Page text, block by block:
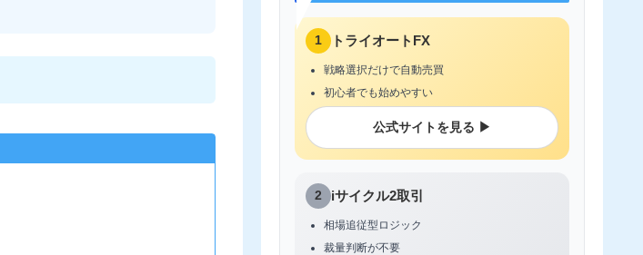
1 トライオートFX
戦略選択だけで自動売買
初心者でも始めやすい
公式サイトを見る ▶
2 iサイクル2取引
相場追従型ロジック
裁量判断が不要